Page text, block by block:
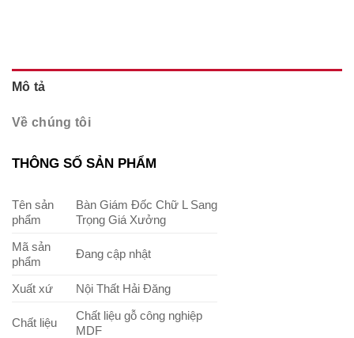
Mô tả
Về chúng tôi
THÔNG SỐ SẢN PHẨM
Tên sản
phẩm
Bàn Giám Đốc Chữ L Sang
Trọng Giá Xưởng
Mã sản
phẩm
Đang cập nhật
Xuất xứ Nội Thất Hải Đăng
Chất liệu
Chất liệu gỗ công nghiệp
MDF